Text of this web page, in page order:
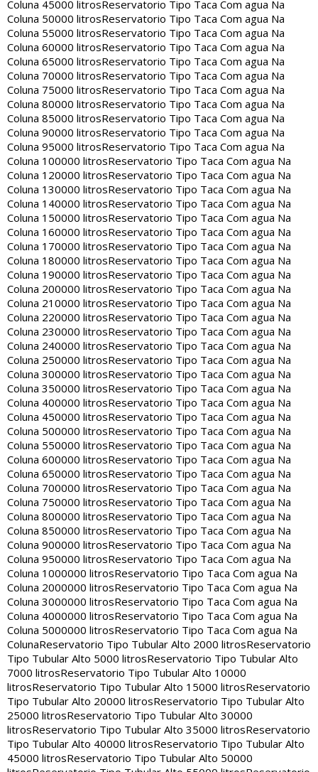
Coluna 45000 litrosReservatorio Tipo Taca Com agua Na
Coluna 50000 litrosReservatorio Tipo Taca Com agua Na
Coluna 55000 litrosReservatorio Tipo Taca Com agua Na
Coluna 60000 litrosReservatorio Tipo Taca Com agua Na
Coluna 65000 litrosReservatorio Tipo Taca Com agua Na
Coluna 70000 litrosReservatorio Tipo Taca Com agua Na
Coluna 75000 litrosReservatorio Tipo Taca Com agua Na
Coluna 80000 litrosReservatorio Tipo Taca Com agua Na
Coluna 85000 litrosReservatorio Tipo Taca Com agua Na
Coluna 90000 litrosReservatorio Tipo Taca Com agua Na
Coluna 95000 litrosReservatorio Tipo Taca Com agua Na
Coluna 100000 litrosReservatorio Tipo Taca Com agua Na
Coluna 120000 litrosReservatorio Tipo Taca Com agua Na
Coluna 130000 litrosReservatorio Tipo Taca Com agua Na
Coluna 140000 litrosReservatorio Tipo Taca Com agua Na
Coluna 150000 litrosReservatorio Tipo Taca Com agua Na
Coluna 160000 litrosReservatorio Tipo Taca Com agua Na
Coluna 170000 litrosReservatorio Tipo Taca Com agua Na
Coluna 180000 litrosReservatorio Tipo Taca Com agua Na
Coluna 190000 litrosReservatorio Tipo Taca Com agua Na
Coluna 200000 litrosReservatorio Tipo Taca Com agua Na
Coluna 210000 litrosReservatorio Tipo Taca Com agua Na
Coluna 220000 litrosReservatorio Tipo Taca Com agua Na
Coluna 230000 litrosReservatorio Tipo Taca Com agua Na
Coluna 240000 litrosReservatorio Tipo Taca Com agua Na
Coluna 250000 litrosReservatorio Tipo Taca Com agua Na
Coluna 300000 litrosReservatorio Tipo Taca Com agua Na
Coluna 350000 litrosReservatorio Tipo Taca Com agua Na
Coluna 400000 litrosReservatorio Tipo Taca Com agua Na
Coluna 450000 litrosReservatorio Tipo Taca Com agua Na
Coluna 500000 litrosReservatorio Tipo Taca Com agua Na
Coluna 550000 litrosReservatorio Tipo Taca Com agua Na
Coluna 600000 litrosReservatorio Tipo Taca Com agua Na
Coluna 650000 litrosReservatorio Tipo Taca Com agua Na
Coluna 700000 litrosReservatorio Tipo Taca Com agua Na
Coluna 750000 litrosReservatorio Tipo Taca Com agua Na
Coluna 800000 litrosReservatorio Tipo Taca Com agua Na
Coluna 850000 litrosReservatorio Tipo Taca Com agua Na
Coluna 900000 litrosReservatorio Tipo Taca Com agua Na
Coluna 950000 litrosReservatorio Tipo Taca Com agua Na
Coluna 1000000 litrosReservatorio Tipo Taca Com agua Na
Coluna 2000000 litrosReservatorio Tipo Taca Com agua Na
Coluna 3000000 litrosReservatorio Tipo Taca Com agua Na
Coluna 4000000 litrosReservatorio Tipo Taca Com agua Na
Coluna 5000000 litrosReservatorio Tipo Taca Com agua Na
ColunaReservatorio Tipo Tubular Alto 2000 litrosReservatorio
Tipo Tubular Alto 5000 litrosReservatorio Tipo Tubular Alto
7000 litrosReservatorio Tipo Tubular Alto 10000
litrosReservatorio Tipo Tubular Alto 15000 litrosReservatorio
Tipo Tubular Alto 20000 litrosReservatorio Tipo Tubular Alto
25000 litrosReservatorio Tipo Tubular Alto 30000
litrosReservatorio Tipo Tubular Alto 35000 litrosReservatorio
Tipo Tubular Alto 40000 litrosReservatorio Tipo Tubular Alto
45000 litrosReservatorio Tipo Tubular Alto 50000